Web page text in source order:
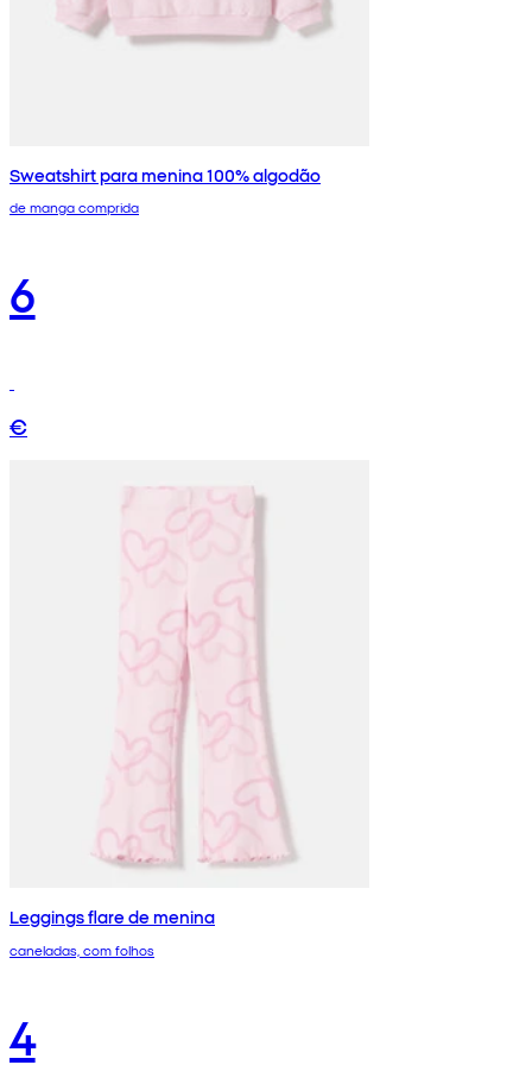
Sweatshirt para menina 100% algodão
de manga comprida
6
€
Leggings flare de menina
caneladas, com folhos
4